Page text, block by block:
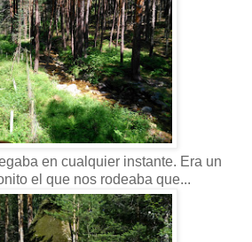
en cualquier instante. Era un
el que nos rodeaba que...